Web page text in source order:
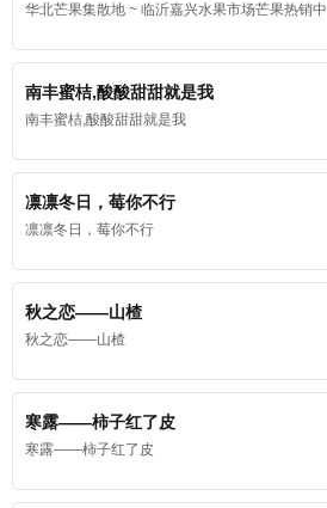
华北芒果集散地 ~ 临沂嘉兴水果市场芒果热销中
南丰蜜桔,酸酸甜甜就是我
南丰蜜桔,酸酸甜甜就是我
凛凛冬日，莓你不行
凛凛冬日，莓你不行
秋之恋——山楂
秋之恋——山楂
寒露——柿子红了皮
寒露——柿子红了皮